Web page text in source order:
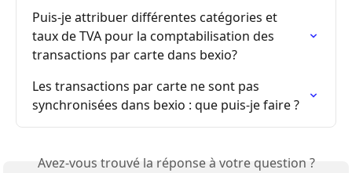
Puis-je attribuer différentes catégories et
taux de TVA pour la comptabilisation des
transactions par carte dans bexio?
Les transactions par carte ne sont pas
synchronisées dans bexio : que puis-je faire ?
Avez-vous trouvé la réponse à votre question ?